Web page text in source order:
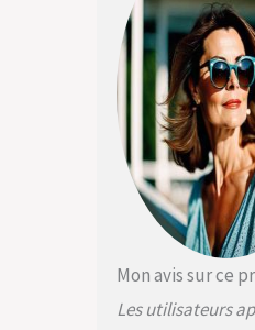
Mon avis sur ce
Les utilisateurs